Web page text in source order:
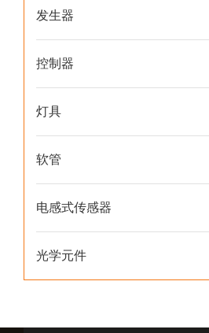
发生器
控制器
灯具
软管
电感式传感器
光学元件